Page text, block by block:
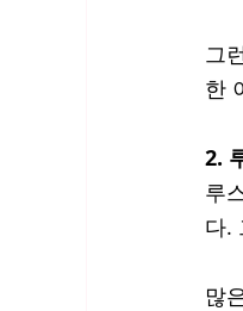
그
한
2.
루
다.
많